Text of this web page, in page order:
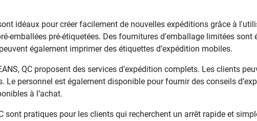
sont idéaux pour créer facilement de nouvelles expéditions grâce à
emballées pré-étiquetées. Des fournitures d’emballage limitées
également imprimer des étiquettes d’expédition mobiles.
QC proposent des services d’expédition complets. Les clients
Le personnel est également disponible pour fournir des conseils
à l’achat.
sont pratiques pour les clients qui recherchent un arrêt rapide et